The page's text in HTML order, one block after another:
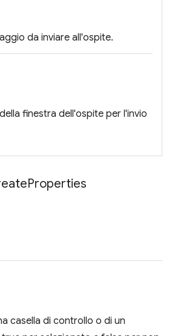
da inviare all'ospite.
finestra dell'ospite per l'invio
Properties
casella di controllo o di un